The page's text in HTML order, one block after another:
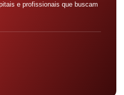
e profissionais que buscam